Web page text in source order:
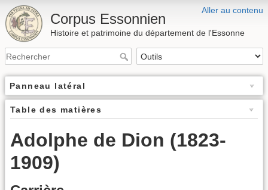
Aller au contenu
Corpus Essonnien
Histoire et patrimoine du département de l'Essonne
Panneau latéral
Table des matières
Adolphe de Dion (1823-
1909)